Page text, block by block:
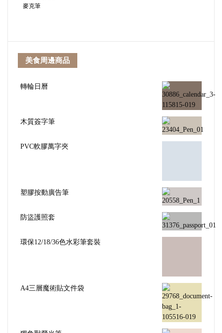
麥克筆
美食周邊商品
轉輪日曆
木質簽字筆
PVC軟膠萬字夾
塑膠按動廣告筆
防盜護照套
環保12/18/36色水彩筆套裝